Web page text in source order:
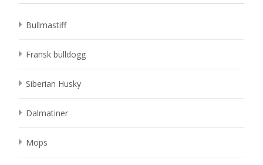
Bullmastiff
Fransk bulldogg
Siberian Husky
Dalmatiner
Mops